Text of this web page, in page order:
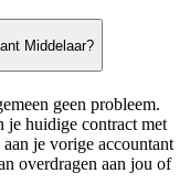
Middelaar?
geen probleem.
je huidige contract met
je vorige accountant
overdragen aan jou of